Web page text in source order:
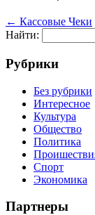
← Кассовые Чеки
Найти:
Рубрики
Без рубрики
Интересное
Культура
Общество
Политика
Спорт
Экономика
Партнеры